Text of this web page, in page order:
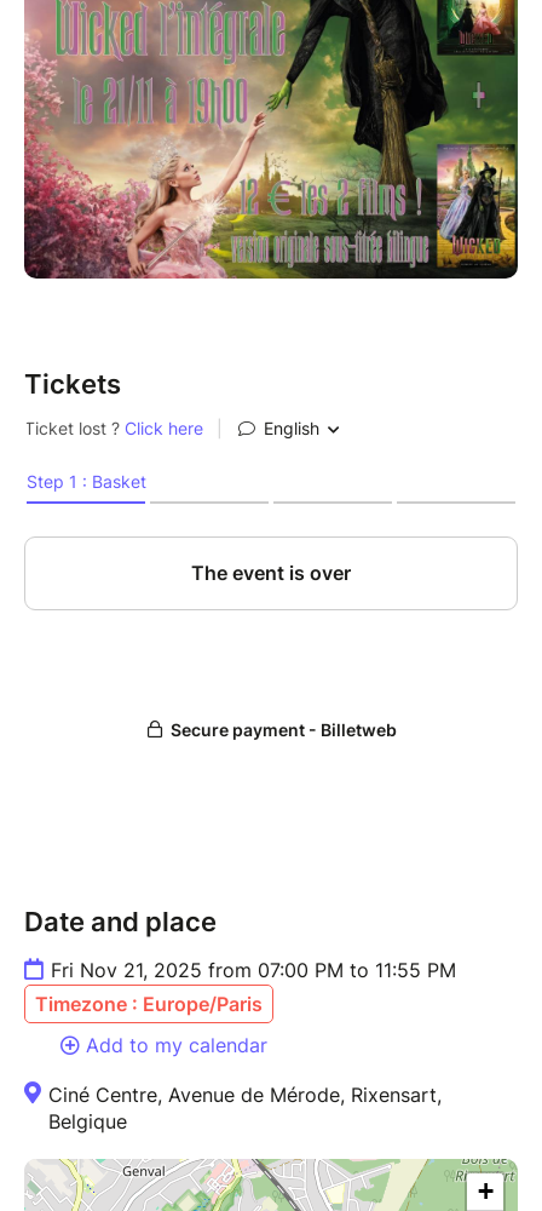
Tickets
Date and place
Fri Nov 21, 2025 from 07:00 PM to 11:55 PM
Timezone : Europe/Paris
Add to my calendar
Ciné Centre, Avenue de Mérode, Rixensart,
Belgique
+